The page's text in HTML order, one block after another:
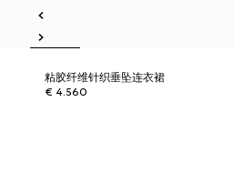
粘胶纤维针织垂坠连衣裙
€ 4.560